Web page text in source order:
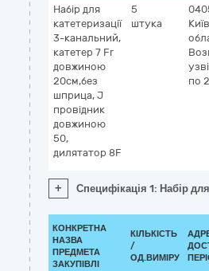
Набір для
катетеризації
3-канальний,
катетер 7 Fr
довжиною
20cм,без
шприца, J
провідник
довжиною
50,
дилятатор 8F
5
штука
по
+ Специфікація 1: Набір
КОНКРЕТНА
НАЗВА
ПРЕДМЕТА
ЗАКУПІВЛІ
КІЛЬКІСТЬ
/
ОД.ВИМІРУ